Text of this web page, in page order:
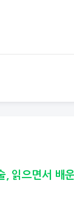
, 읽으면서 배